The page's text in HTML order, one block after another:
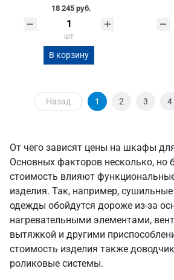
18 245 руб.
шт
В корзину
Назад 1 2 3 4
От чего зависят цены на шкафы
Основных факторов несколько, но
стоимость влияют
изделия. Так, например,
одежды обойдутся дороже из-за
нагревательными элементами,
вытяжкой и другими
стоимость изделия также
роликовые системы.